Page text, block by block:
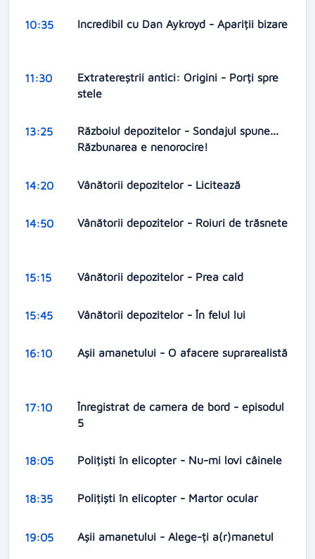
10:35 Incredibil cu Dan Aykroyd - Apariții bizare
11:30
Extratereștrii antici: Origini - Porți spre
stele
13:25
Războiul depozitelor - Sondajul spune...
Răzbunarea e nenorocire!
14:20 Vânătorii depozitelor - Licitează
14:50 Vânătorii depozitelor - Roiuri de trăsnete
15:15 Vânătorii depozitelor - Prea cald
15:45 Vânătorii depozitelor - În felul lui
16:10 Aşii amanetului - O afacere suprarealistă
17:10
Înregistrat de camera de bord - episodul
5
18:05 Polițiști în elicopter - Nu-mi lovi câinele
18:35 Polițiști în elicopter - Martor ocular
19:05 Aşii amanetului - Alege-ți a(r)manetul